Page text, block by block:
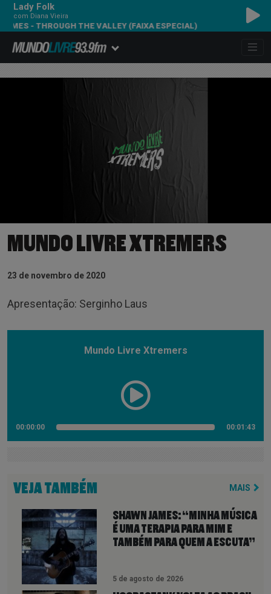
Lady Folk
com Diana Vieira
- THROUGH THE VALLEY (FAIXA ESPECIAL)
MUNDO LIVRE XTREMERS
23 de novembro de 2020
Apresentação: Serginho Laus
Mundo Livre Xtremers
00:00:00 00:01:43
VEJA TAMBÉM MAIS
SHAWN JAMES: “MINHA MÚSICA
É UMA TERAPIA PARA MIM E
TAMBÉM PARA QUEM A ESCUTA”
5 de agosto de 2026